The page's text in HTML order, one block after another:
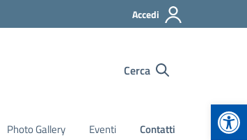
Accedi
Cerca
Photo Gallery Eventi Contatti